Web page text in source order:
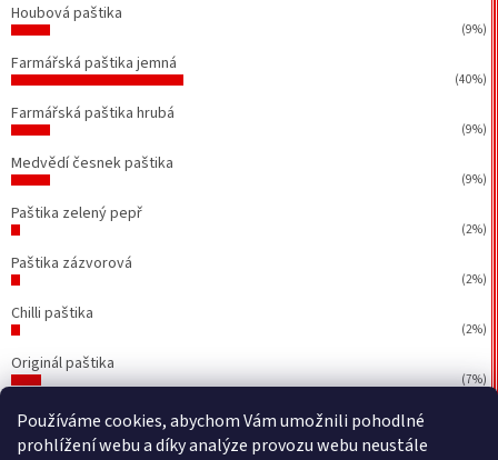
Používáme cookies, abychom Vám umožnili pohodlné
prohlížení webu a díky analýze provozu webu neustále
Houbová paštika
(9%)
Farmářská paštika jemná
(40%)
Farmářská paštika hrubá
(9%)
Medvědí česnek paštika
(9%)
Paštika zelený pepř
(2%)
Paštika zázvorová
(2%)
Chilli paštika
(2%)
Originál paštika
(7%)
Počet hlasů:43